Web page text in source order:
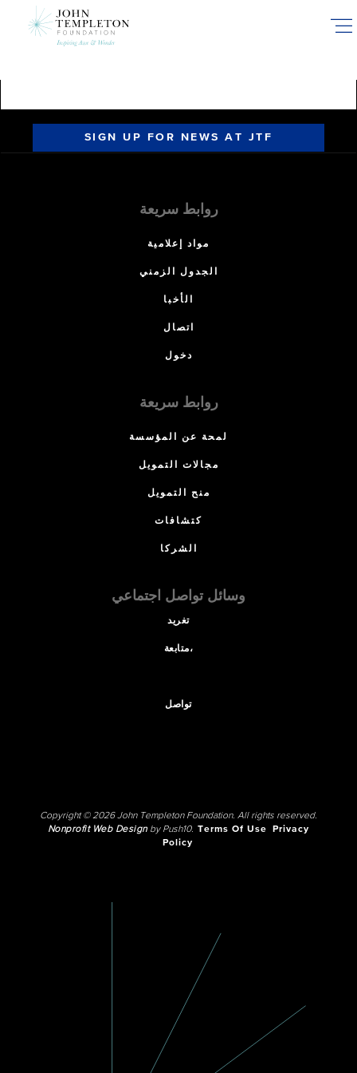
SIGN UP FOR NEWS AT JTF
روابط سريعة
مواد إعلامية
الجدول الزمني
الأخبا
اتصال
دخول
روابط سريعة
لمحة عن المؤسسة
مجالات التمويل
منح التمويل
كتشافات
الشركا
وسائل تواصل اجتماعي
تغريد
متابعة،
تواصل
Copyright © 2026 John Templeton Foundation. All rights reserved.
Nonprofit Web Designby Push10. Terms Of Use
Privacy
Policy